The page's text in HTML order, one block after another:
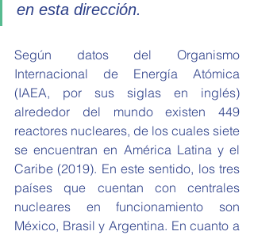
en esta dirección.
Según datos del Organismo
Internacional de Energía Atómica
(IAEA, por sus siglas en inglés)
alrededor del mundo existen 449
reactores nucleares, de los cuales siete
se encuentran en América Latina y el
Caribe (2019). En este sentido, los tres
países que cuentan con centrales
nucleares en funcionamiento son
México, Brasil y Argentina. En cuanto a